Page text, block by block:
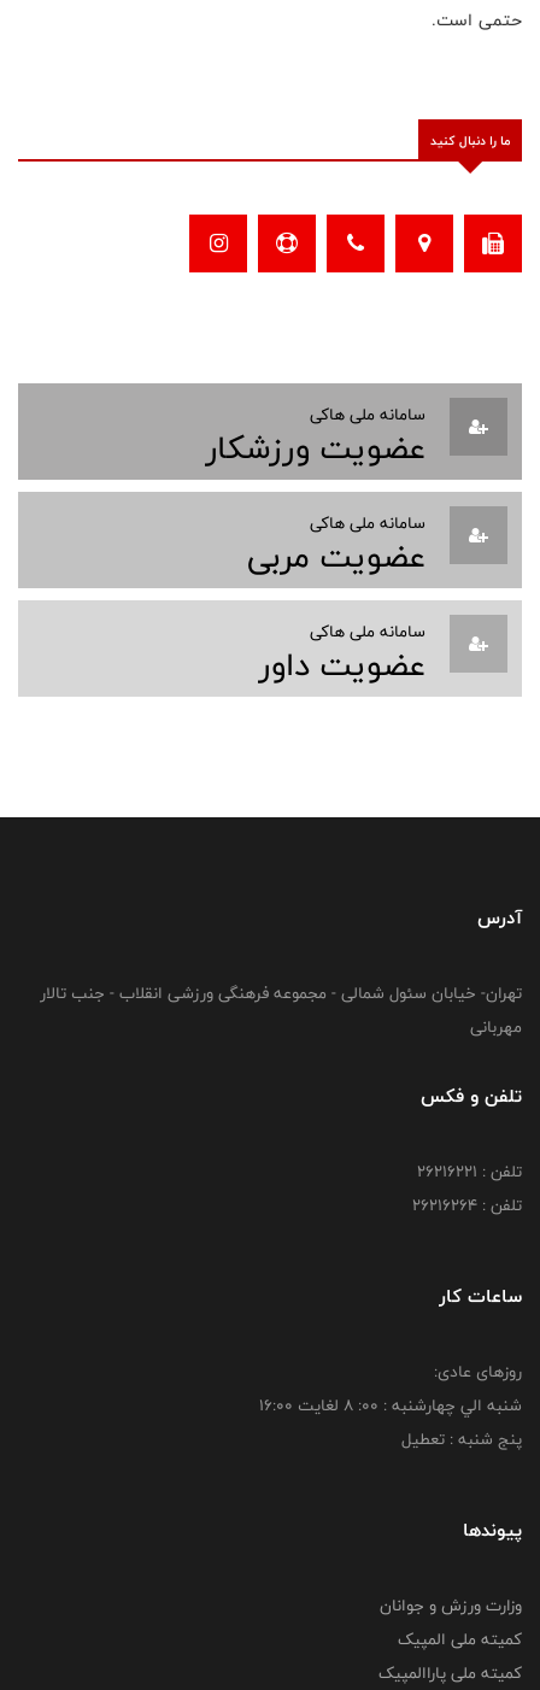
حتمی است.
ما را دنبال کنید
سامانه ملی هاکی
عضویت ورزشکار
سامانه ملی هاکی
عضویت مربی
سامانه ملی هاکی
عضویت داور
آدرس
تهران- خیابان سئول شمالی - مجموعه فرهنگی ورزشی انقلاب - جنب تالار
مهربانی
تلفن و فکس
تلفن : 26216221
تلفن : 26216264
ساعات کار
روزهای عادی:
شنبه الي چهارشنبه : 00: 8 لغايت 16:00
پنج شنبه : تعطیل
پیوندها
وزارت ورزش و جوانان
کمیته ملی المپیک
کمیته ملی پاراالمپیک